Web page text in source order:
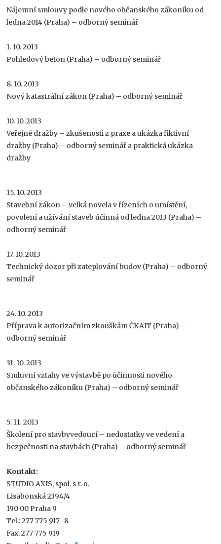
Nájemní smlouvy podle nového občanského zákoníku od
ledna 2014 (Praha) – odborný seminář
1. 10. 2013
Pohledový beton (Praha) – odborný seminář
8. 10. 2013
Nový katastrální zákon (Praha) – odborný seminář
10. 10. 2013
Veřejné dražby – zkušenosti z praxe a ukázka fiktivní
dražby (Praha) – odborný seminář a praktická ukázka
dražby
15. 10. 2013
Stavební zákon – velká novela v řízeních o umístění,
povolení a užívání staveb účinná od ledna 2013 (Praha) –
odborný seminář
17. 10. 2013
Technický dozor při zateplování budov (Praha) – odborný
seminář
24. 10. 2013
Příprava k autorizačním zkouškám ČKAIT (Praha) –
odborný seminář
31. 10. 2013
Smluvní vztahy ve výstavbě po účinnosti nového
občanského zákoníku (Praha) – odborný seminář
5. 11. 2013
Školení pro stavbyvedoucí – nedostatky ve vedení a
bezpečnosti na stavbách (Praha) – odborný seminář
Kontakt:
STUDIO AXIS, spol. s r. o.
Lisabonská 2394/4
190 00 Praha 9
Tel.: 277 775 917–8
Fax: 277 775 919